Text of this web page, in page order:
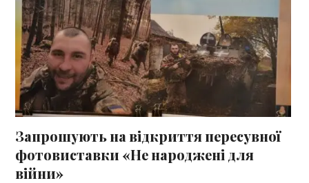
Запрошують на відкриття пересувної
фотовиставки «Не народжені для
війни»